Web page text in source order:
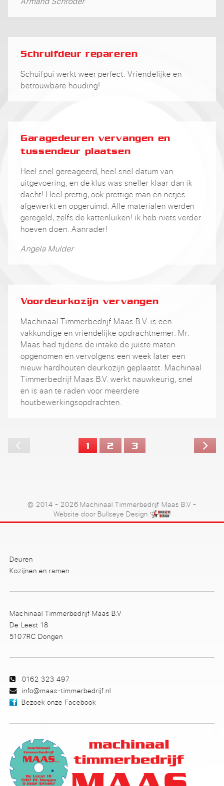
Schruifdeur repareren
Schuifpui werkt weer perfect. Vriendelijke en
betrouwbare houding!
Garagedeuren vervangen en
tussendeur plaatsen
Heel snel gereageerd, heel snel datum van
uitgevoering, en de klus was sneller klaar dan ik
dacht! Heel prettig, ook prettige man en netjes
afgewerkt en opgeruimd. Alle materialen werden
geregeld, zelfs de kattenluiken! ik heb niets verder
hoeven doen. Aanrader!
Angela Mulder
Voordeurkozijn vervangen
Machinaal Timmerbedrijf Maas B.V. is een
vakkundige en vriendelijke opdrachtnemer. Mr.
Maas had tijdens de intake de juiste maten
opgenomen en vervolgens een week later een
nieuw hardhouten deurkozijn geplaatst. Machinaal
Timmerbedrijf Maas B.V. werkt nauwkeurig, snel
en is aan te raden voor meerdere
houtbewerkingsopdrachten.
1 2 3
© 2014 - 2026 Machinaal Timmerbedrijf Maas B.V -
Website doorBullseye Design
Deuren
Kozijnen en ramen
Machinaal Timmerbedrijf Maas B.V
De Leest 18
5107RC Dongen
0162 323 497
info@maas-timmerbedrijf.nl
Bezoek onze Facebook